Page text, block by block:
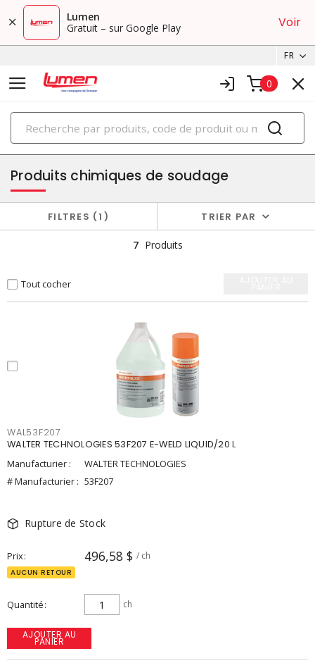
Lumen
Gratuit – sur Google Play
Voir
FR
0
PRODUITS
soudage et brasage
Produits chimiques de soudage
FILTRES 1 TRIER PAR
7 Produits
Tout cocher
WAL53F207
WALTER TECHNOLOGIES 53F207 E-WELD LIQUID/20 L
Manufacturier :
WALTER TECHNOLOGIES
# Manufacturier : 53F207
Rupture de Stock
Prix 496,58 $ / ch
AUCUN RETOUR
Quantité ch
AJOUTER AU
PANIER